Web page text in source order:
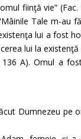
fiinţă vie”
Tale m-au
lui a fost
lui la
A). Omul a
Dumnezeu pe